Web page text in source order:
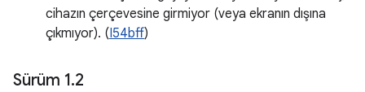
cihazın çerçevesine girmiyor (veya ekranın dışına
çıkmıyor). (I54bff)
Sürüm 1.2